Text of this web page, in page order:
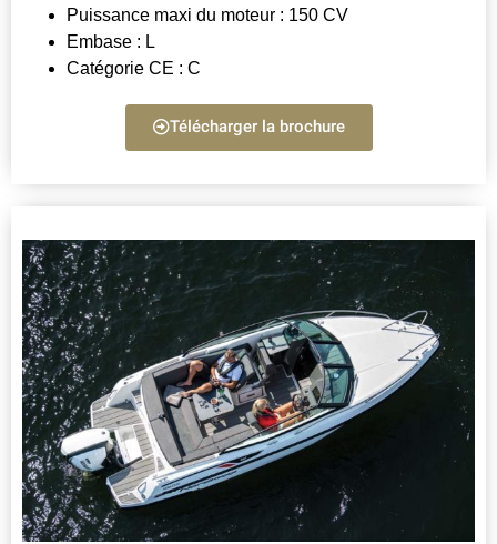
Puissance maxi du moteur : 150 CV
Embase : L
Catégorie CE : C
Télécharger la brochure